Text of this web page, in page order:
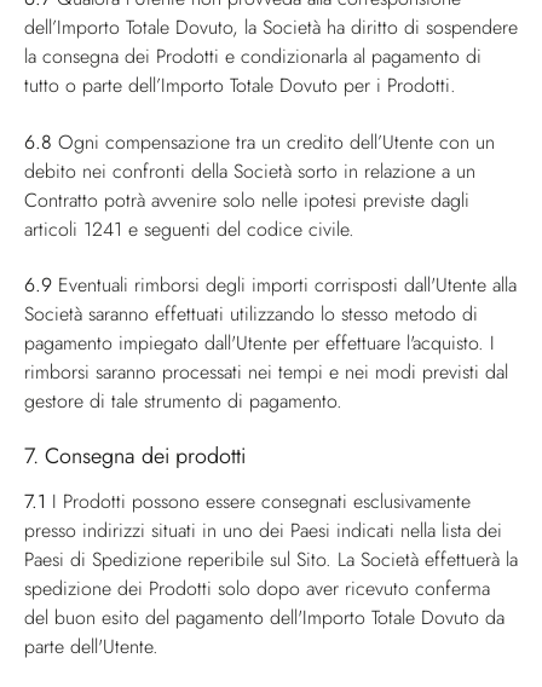
dell’Importo Totale Dovuto, la Società ha diritto di sospendere
la consegna dei Prodotti e condizionarla al pagamento di
tutto o parte dell’Importo Totale Dovuto per i Prodotti.
6.8 Ogni compensazione tra un credito dell’Utente con un
debito nei confronti della Società sorto in relazione a un
Contratto potrà avvenire solo nelle ipotesi previste dagli
articoli 1241 e seguenti del codice civile.
6.9 Eventuali rimborsi degli importi corrisposti dall'Utente alla
Società saranno effettuati utilizzando lo stesso metodo di
pagamento impiegato dall'Utente per effettuare l'acquisto. I
rimborsi saranno processati nei tempi e nei modi previsti dal
gestore di tale strumento di pagamento.
7. Consegna dei prodotti
7.1 I Prodotti possono essere consegnati esclusivamente
presso indirizzi situati in uno dei Paesi indicati nella lista dei
Paesi di Spedizione reperibile sul Sito. La Società effettuerà la
spedizione dei Prodotti solo dopo aver ricevuto conferma
del buon esito del pagamento dell'Importo Totale Dovuto da
parte dell'Utente.